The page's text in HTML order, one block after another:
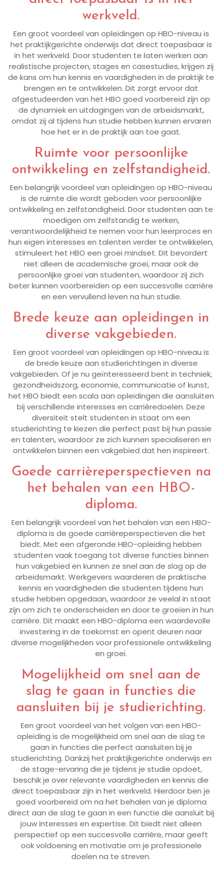
werkveld.
Een groot voordeel van opleidingen op HBO-niveau is
het praktijkgerichte onderwijs dat direct toepasbaar is
in het werkveld. Door studenten te laten werken aan
realistische projecten, stages en casestudies, krijgen zij
de kans om hun kennis en vaardigheden in de praktijk te
brengen en te ontwikkelen. Dit zorgt ervoor dat
afgestudeerden van het HBO goed voorbereid zijn op
de dynamiek en uitdagingen van de arbeidsmarkt,
omdat zij al tijdens hun studie hebben kunnen ervaren
hoe het er in de praktijk aan toe gaat.
Ruimte voor persoonlijke
ontwikkeling en zelfstandigheid.
Een belangrijk voordeel van opleidingen op HBO-niveau
is de ruimte die wordt geboden voor persoonlijke
ontwikkeling en zelfstandigheid. Door studenten aan te
moedigen om zelfstandig te werken,
verantwoordelijkheid te nemen voor hun leerproces en
hun eigen interesses en talenten verder te ontwikkelen,
stimuleert het HBO een groei mindset. Dit bevordert
niet alleen de academische groei, maar ook de
persoonlijke groei van studenten, waardoor zij zich
beter kunnen voorbereiden op een succesvolle carrière
en een vervullend leven na hun studie.
Brede keuze aan opleidingen in
diverse vakgebieden.
Een groot voordeel van opleidingen op HBO-niveau is
de brede keuze aan studierichtingen in diverse
vakgebieden. Of je nu geïnteresseerd bent in techniek,
gezondheidszorg, economie, communicatie of kunst,
het HBO biedt een scala aan opleidingen die aansluiten
bij verschillende interesses en carrièredoelen. Deze
diversiteit stelt studenten in staat om een
studierichting te kiezen die perfect past bij hun passie
en talenten, waardoor ze zich kunnen specialiseren en
ontwikkelen binnen een vakgebied dat hen inspireert.
Goede carrièreperspectieven na
het behalen van een HBO-
diploma.
Een belangrijk voordeel van het behalen van een HBO-
diploma is de goede carrièreperspectieven die het
biedt. Met een afgeronde HBO-opleiding hebben
studenten vaak toegang tot diverse functies binnen
hun vakgebied en kunnen ze snel aan de slag op de
arbeidsmarkt. Werkgevers waarderen de praktische
kennis en vaardigheden die studenten tijdens hun
studie hebben opgedaan, waardoor ze veelal in staat
zijn om zich te onderscheiden en door te groeien in hun
carrière. Dit maakt een HBO-diploma een waardevolle
investering in de toekomst en opent deuren naar
diverse mogelijkheden voor professionele ontwikkeling
en groei.
Mogelijkheid om snel aan de
slag te gaan in functies die
aansluiten bij je studierichting.
Een groot voordeel van het volgen van een HBO-
opleiding is de mogelijkheid om snel aan de slag te
gaan in functies die perfect aansluiten bij je
studierichting. Dankzij het praktijkgerichte onderwijs en
de stage-ervaring die je tijdens je studie opdoet,
beschik je over relevante vaardigheden en kennis die
direct toepasbaar zijn in het werkveld. Hierdoor ben je
goed voorbereid om na het behalen van je diploma
direct aan de slag te gaan in een functie die aansluit bij
jouw interesses en expertise. Dit biedt niet alleen
perspectief op een succesvolle carrière, maar geeft
ook voldoening en motivatie om je professionele
doelen na te streven.